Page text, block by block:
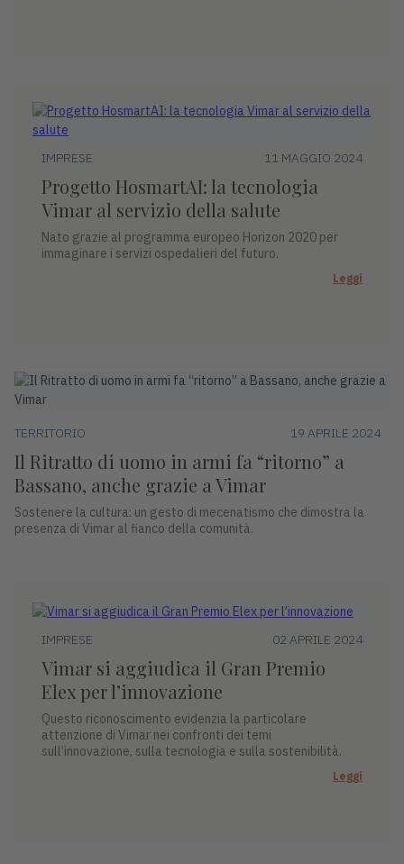
IMPRESE 11 MAGGIO 2024
Progetto HosmartAI: la tecnologia
Vimar al servizio della salute
Nato grazie al programma europeo Horizon 2020 per
immaginare i servizi ospedalieri del futuro.
Leggi
TERRITORIO 19 APRILE 2024
Il Ritratto di uomo in armi fa “ritorno” a
Bassano, anche grazie a Vimar
Sostenere la cultura: un gesto di mecenatismo che dimostra la
presenza di Vimar al fianco della comunità.
IMPRESE 02 APRILE 2024
Vimar si aggiudica il Gran Premio
Elex per l’innovazione
Questo riconoscimento evidenzia la particolare
attenzione di Vimar nei confronti dei temi
sull’innovazione, sulla tecnologia e sulla sostenibilità.
Leggi